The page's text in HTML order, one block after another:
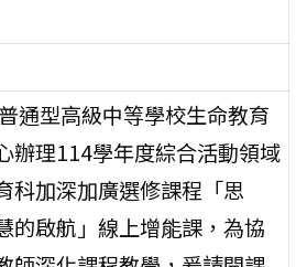
通型高級中等學校生命教育
辦理114學年度綜合活動領域
科加深加廣選修課程「思
的啟航」線上增能課，為協